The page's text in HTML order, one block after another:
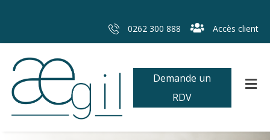
0262 300 888 Accès client
Demande un
RDV